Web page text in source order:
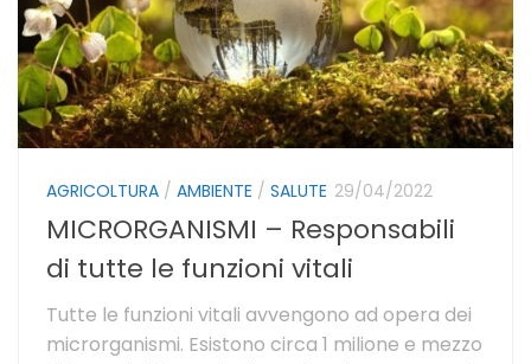
AGRICOLTURA / AMBIENTE / SALUTE 29/04/2022
MICRORGANISMI – Responsabili
di tutte le funzioni vitali
Tutte le funzioni vitali avvengono ad opera dei
microrganismi. Esistono circa 1 milione e mezzo